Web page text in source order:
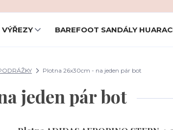
VÝŘEZY BAREFOOT SANDÁLY
Plotna 26x30cm - na jeden pár bot
jeden pár bot